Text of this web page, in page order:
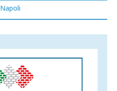
Napoli